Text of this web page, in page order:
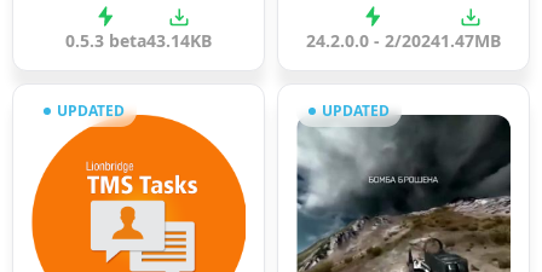
0.5.3 beta43.14KB 24.2.0.0 - 2/20241.47MB
UPDATED UPDATED